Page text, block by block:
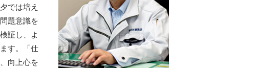
では培え
題意識を
証し、よ
す。「仕
向上心を